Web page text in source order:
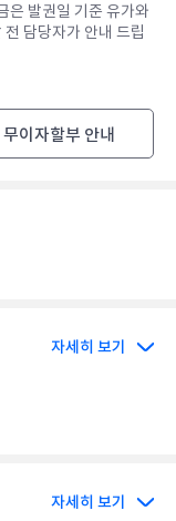
발권일 기준 유가와
담당자가 안내 드립
무이자할부 안내
자세히 보기
자세히 보기